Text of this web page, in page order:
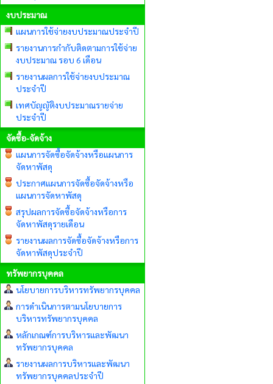
งบประมาณ
แผนการใช้จ่ายงบประมาณประจำปี
รายงานการกำกับติดตามการใช้จ่าย
งบประมาณ รอบ 6 เดือน
รายงานผลการใช้จ่ายงบประมาณ
ประจำปี
เทศบัญญัติงบประมาณรายจ่าย
ประจำปี
จัดซื้อ-จัดจ้าง
แผนการจัดซื้อจัดจ้างหรือแผนการ
จัดหาพัสดุ
ประกาศแผนการจัดซื้อจัดจ้างหรือ
แผนการจัดหาพัสดุ
สรุปผลการจัดซื้อจัดจ้างหรือการ
จัดหาพัสดุรายเดือน
รายงานผลการจัดซื้อจัดจ้างหรือการ
จัดหาพัสดุประจำปี
ทรัพยากรบุคคล
นโยบายการบริหารทรัพยากรบุคคล
การดำเนินการตามนโยบายการ
บริหารทรัพยากรบุคคล
หลักเกณฑ์การบริหารและพัฒนา
ทรัพยากรบุคคล
รายงานผลการบริหารและพัฒนา
ทรัพยากรบุคคลประจำปี